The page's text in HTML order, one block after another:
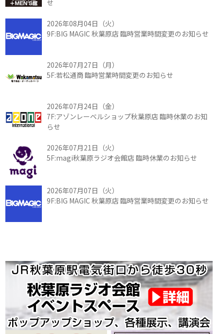
せ
2026年08月04日（火）
9F:BIG MAGIC 秋葉原店 臨時営業時間変更のお知らせ
2026年07月27日（月）
5F:若松通商 臨時営業時間変更のお知らせ
2026年07月24日（金）
7F:アゾンレーベルショップ秋葉原店 臨時休業のお知
らせ
2026年07月21日（火）
5F:magi秋葉原ラジオ会館店 臨時休業のお知らせ
2026年07月07日（火）
9F:BIG MAGIC 秋葉原店 臨時営業時間変更のお知らせ